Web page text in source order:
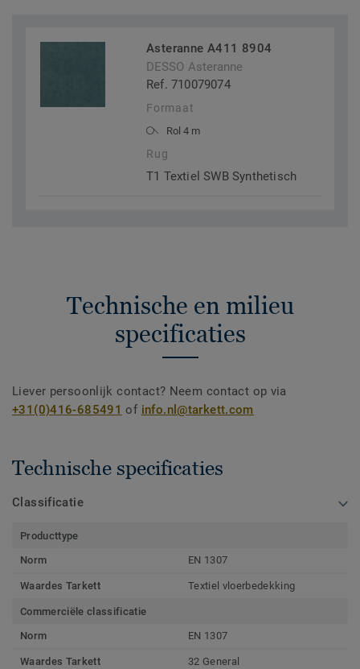
Asteranne A411 8904
DESSO Asteranne
Ref. 710079074
Formaat
Rol 4 m
Rug
T1 Textiel SWB Synthetisch
Technische en milieu
specificaties
Liever persoonlijk contact? Neem contact op via
+31(0)416-685491 of info.nl@tarkett.com
Technische specificaties
Classificatie
Producttype
Norm
EN 1307
Waardes Tarkett Textiel vloerbedekking
Commerciële classificatie
Norm
EN 1307
Waardes Tarkett 32 General